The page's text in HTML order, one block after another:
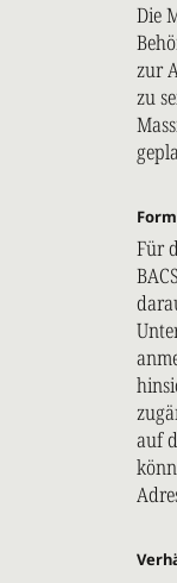
Die
zur
zu
Für
auf